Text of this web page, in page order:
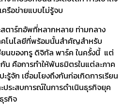
รือข่ายแบบไม่รู้จบ
ตาร์ทอัพที่หลากหลาย ท่ามกลาง
คโนโลยีที่พร้อมนั้นสำคัญสำหรับ
นของทรู ดิจิทัล พาร์ค ในครั้งนี้ แต่
คือการทำให้พันธมิตรในแต่ละภาค
รู้จัก เชื่อมโยงถึงกันก่อเกิดการเรียน
ระสบการณ์ในการดำเนินธุรกิจยุค
รกิจ